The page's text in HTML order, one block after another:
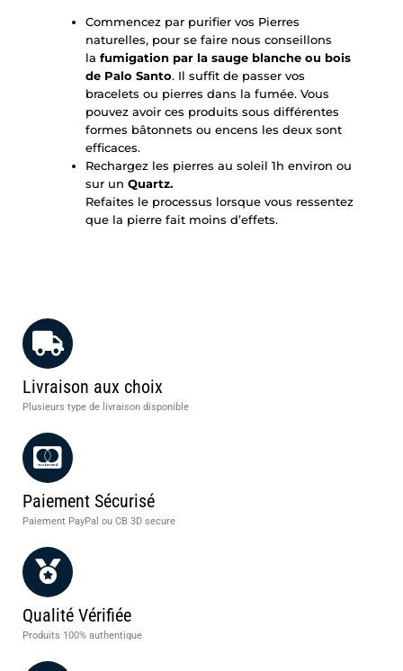
Commencez par purifier vos Pierres
naturelles, pour se faire nous conseillons
la fumigation par la sauge blanche ou bois
de Palo Santo. Il suffit de passer vos
bracelets ou pierres dans la fumée. Vous
pouvez avoir ces produits sous différentes
formes bâtonnets ou encens les deux sont
efficaces.
Rechargez les pierres au soleil 1h environ ou
sur un Quartz.
Refaites le processus lorsque vous ressentez
que la pierre fait moins d’effets.
Livraison aux choix
Plusieurs type de livraison disponible
Paiement Sécurisé
Paiement PayPal ou CB 3D secure
Qualité Vérifiée
Produits 100% authentique